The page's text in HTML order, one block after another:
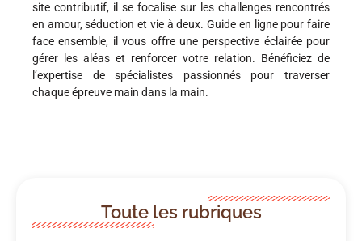
site contributif, il se focalise sur les challenges rencontrés
en amour, séduction et vie à deux. Guide en ligne pour faire
face ensemble, il vous offre une perspective éclairée pour
gérer les aléas et renforcer votre relation. Bénéficiez de
l’expertise de spécialistes passionnés pour traverser
chaque épreuve main dans la main.
Toute les rubriques